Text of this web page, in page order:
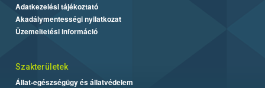
Adatkezelési tájékoztató
Akadálymentességi nyilatkozat
Üzemeltetési információ
Szakterületek
Állat-egészségügy és állatvédelem